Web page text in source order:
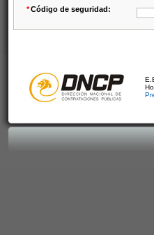
*Código de seguridad: